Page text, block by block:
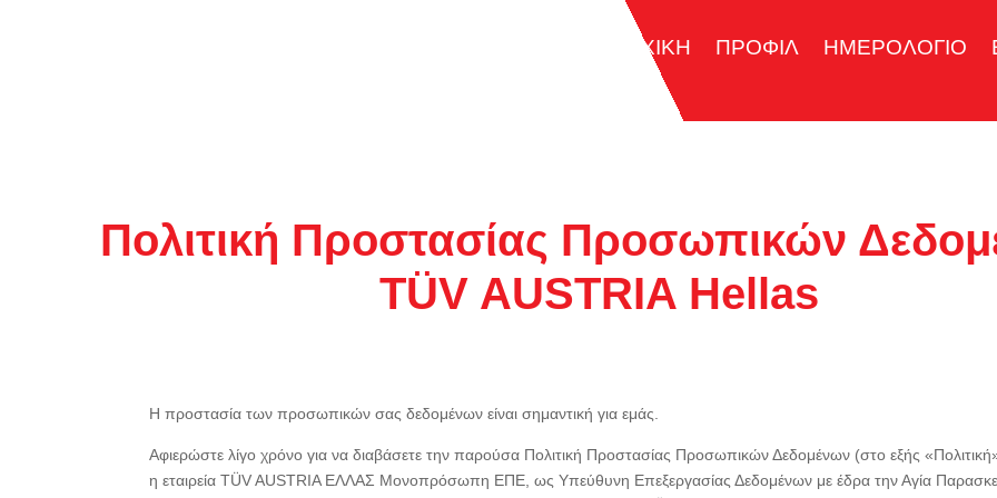
ΑΡΧΙΚΗ ΠΡΟΦΙΛ ΗΜΕΡΟΛΟΓΙΟ
Πολιτική Προστασίας Προσωπικών
TÜV AUSTRIA Hellas
Η προστασία των προσωπικών σας δεδομένων είναι σημαντική για εμάς.
Αφιερώστε λίγο χρόνο για να διαβάσετε την παρούσα Πολιτική Προστασίας Προσωπικών Δεδομένων (στο εξής
η εταιρεία TÜV AUSTRIA ΕΛΛΑΣ Μονοπρόσωπη ΕΠΕ, ως Υπεύθυνη Επεξεργασίας Δεδομένων με έδρα την Αγία